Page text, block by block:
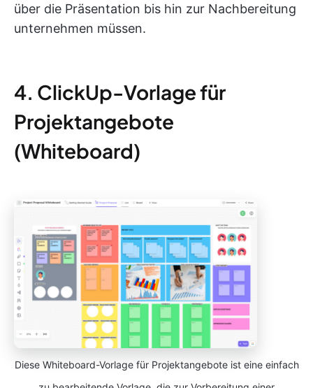
über die Präsentation bis hin zur Nachbereitung
unternehmen müssen.
4. ClickUp-Vorlage für
Projektangebote
(Whiteboard)
Diese Whiteboard-Vorlage für Projektangebote ist eine einfach